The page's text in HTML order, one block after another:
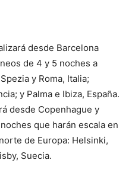
desde Barcelona
de 4 y 5 noches a
y Roma, Italia;
y Palma e Ibiza, España.
desde Copenhague y
que harán escala en
de Europa: Helsinki,
Suecia.